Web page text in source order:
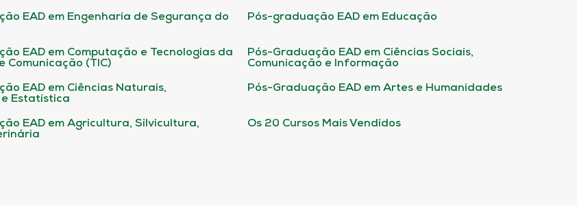
EAD em Engenharia de Segurança do
Pós-graduação EAD em Educação
EAD em Computação e Tecnologias da
Comunicação (TIC)
Pós-Graduação EAD em Ciências Sociais,
Comunicação e Informação
EAD em Ciências Naturais,
Estatística
Pós-Graduação EAD em Artes e Humanidades
EAD em Agricultura, Silvicultura,
Os 20 Cursos Mais Vendidos